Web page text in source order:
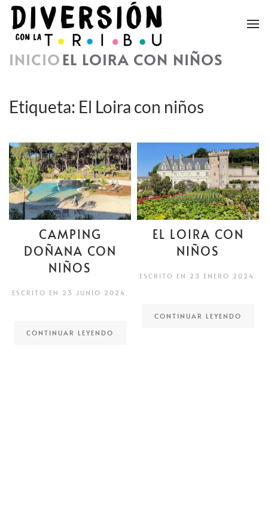
Skip to main content
INICIO EL LOIRA CON NIÑOS
Etiqueta: El Loira con niños
CAMPING
DOÑANA CON
NIÑOS
ESCRITO EN 23 JUNIO 2024 .
CONTINUAR LEYENDO
EL LOIRA CON
NIÑOS
ESCRITO EN 23 ENERO 2024 .
CONTINUAR LEYENDO